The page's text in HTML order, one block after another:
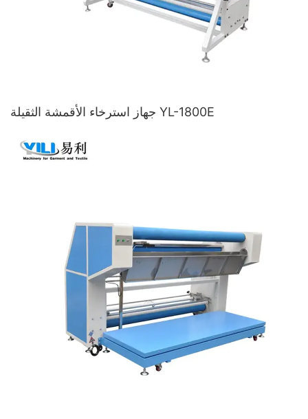
جهاز استرخاء الأقمشة الثقيلة YL-1800E